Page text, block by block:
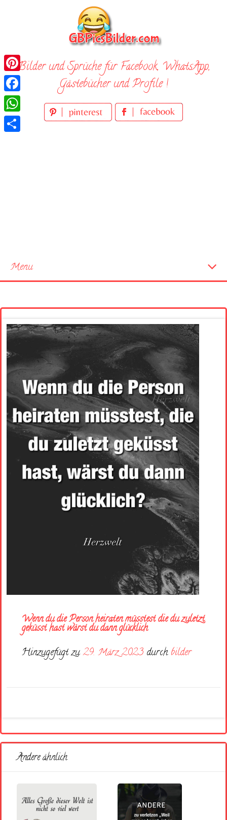
Bilder und Sprüche für Facebook, WhatsApp,
Gästebücher und Profile !
Menu
Wenn du die Person heiraten müsstest die du zuletzt
geküsst hast wärst du dann glücklich
Hinzugefügt zu29. März 2023 durch bilder
Andere ähnlich
Pinterest
Facebook
WhatsApp